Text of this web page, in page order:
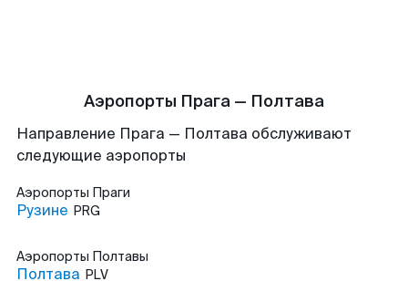
Аэропорты Прага — Полтава
Направление Прага — Полтава обслуживают
следующие аэропорты
Аэропорты Праги
Рузине PRG
Аэропорты Полтавы
Полтава PLV